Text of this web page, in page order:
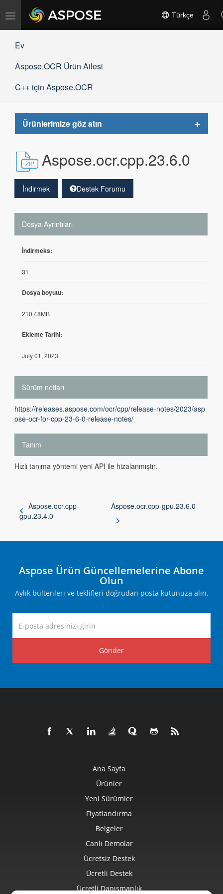
Gezinmeyi
Türkçe
Ev
Aspose.OCR Ürün Ailesi
C++ için Aspose.OCR
Ürünlerimize göz atın
Toggle
Aspose.ocr.cpp.23.6.0
İndirmek Destek Forumu
Dosya Ayrıntıları
İndirmeks:
31
Dosya boyutu:
210.48MB
Ekleme Tarihi:
July 01, 2023
Sürüm notları
https://releases.aspose.com/ocr/cpp/release-notes/2023/asp
ose-ocr-for-cpp-23-6-0-release-notes/
Tanım
Hızlı tanıma yöntemi yeni API ile hizalanmıştır.
Aspose.ocr.cpp-
gpu.23.4.0
Aspose.ocr.cpp-gpu.23.6.0
Aspose Ürün Güncellemelerine Abone
Olun
Aylık bültenleri ve teklifleri doğrudan posta kutunuza alın.
Gönder
Ana Sayfa
Ürünler
Yeni Sürümler
Fiyatlandırma
Belgeler
Canlı Demolar
Ücretsiz Destek
Ücretli Destek
Ücretli Danışmanlık